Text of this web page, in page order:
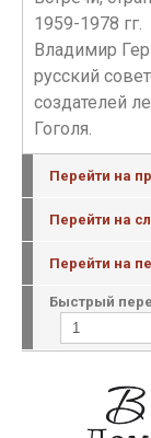
1959-1978 гг.
Владимир
русский
создателей
Гоголя.
Перейти на
Перейти на
Перейти на
Быстрый